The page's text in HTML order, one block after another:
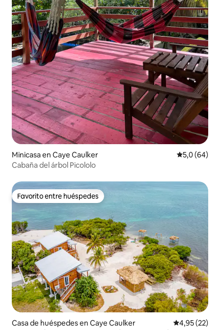
Minicasa en Caye Caulker Calificación
5,0 (64)
Cabaña del árbol Picololo
Favorito entre huéspedes
Favorito entre huéspedes
Casa de huéspedes en Caye Caulker Calificación
4,95 (22)